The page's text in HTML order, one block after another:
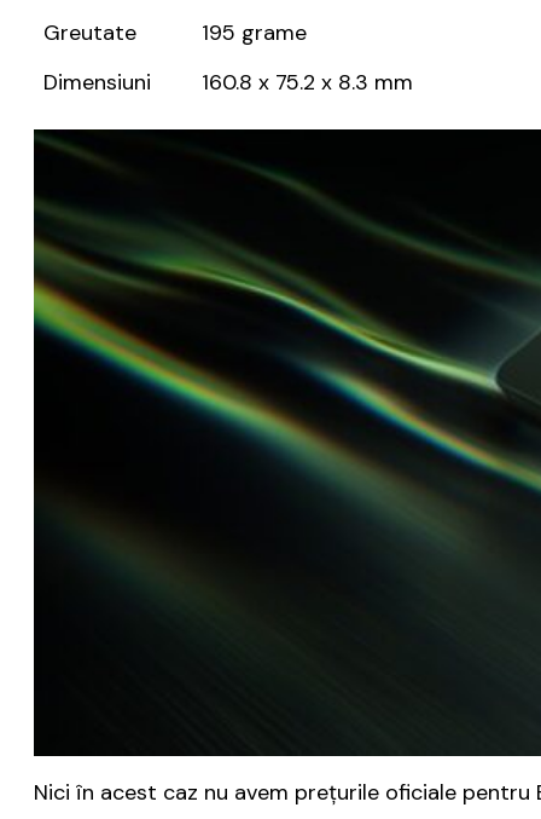
Greutate
195 grame
Dimensiuni
160.8 x 75.2 x 8.3 mm
Nici în acest caz nu avem preţurile oficiale